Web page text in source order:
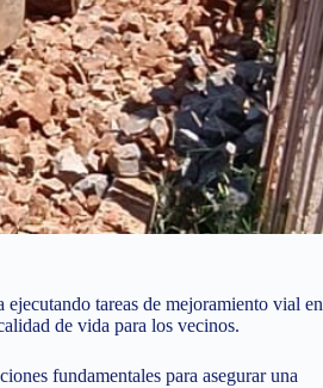
tareas de mejoramiento vial en
de vida para los vecinos.
fundamentales para asegurar una